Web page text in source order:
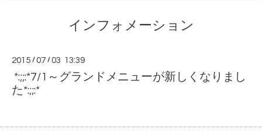
インフォメーション
2015 /07 /03 13:39
*:;;:*7/1～グランドメニューが新しくなりまし
た*:;;:*